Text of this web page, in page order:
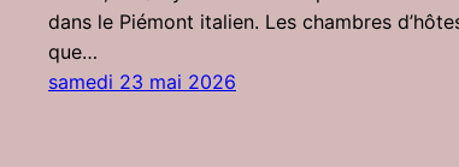
dans le Piémont italien. Les chambres
que…
samedi 23 mai 2026